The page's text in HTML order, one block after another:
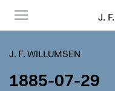
J.
J. F. WILLUMSEN
1885-07-29